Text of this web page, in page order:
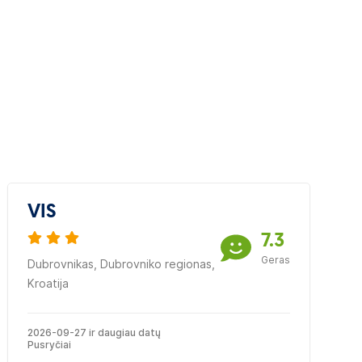
VIS
Dubrovnikas, Dubrovniko regionas,
Kroatija
7.3
Geras
2026-09-27 ir daugiau datų
Pusryčiai